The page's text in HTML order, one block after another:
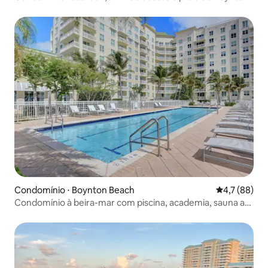
Condomínio ⋅ Boynton Beach 4,7 de uma
4,7 (88)
Condomínio à beira-mar com piscina, academia, sauna a